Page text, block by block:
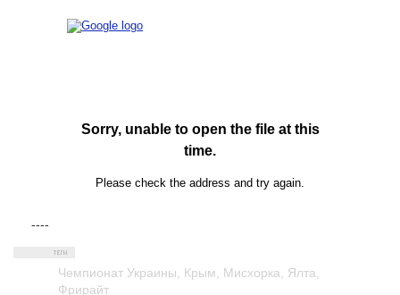
----
Чемпионат Украины Крым Мисхорка Ялта
Фрирайт